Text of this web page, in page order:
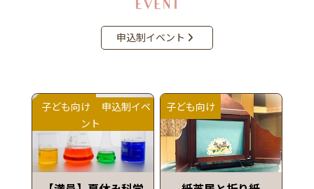
申込制イベント
子ども向け
申込制イベ
ント
子ども向け